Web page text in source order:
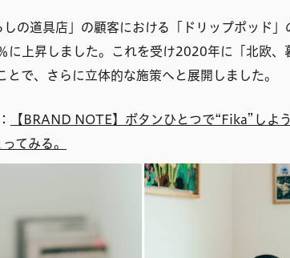
の道具店」の顧客における「ドリップポッド
に上昇しました。これを受け2020年に「北欧、
とで、さらに立体的な施策へと展開しました。
【BRAND NOTE】ボタンひとつで“Fika”しよ
てみる。